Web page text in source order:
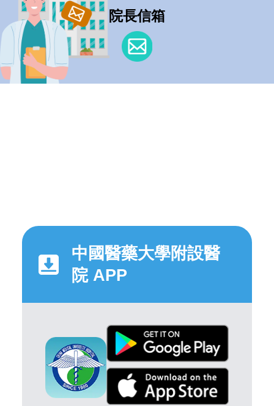
院長信箱
中國醫藥大學附設醫
院 APP